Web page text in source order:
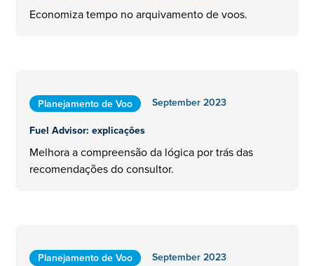
Economiza tempo no arquivamento de voos.
Planejamento de Voo
September 2023
Fuel Advisor: explicações
Melhora a compreensão da lógica por trás das
recomendações do consultor.
Planejamento de Voo
September 2023